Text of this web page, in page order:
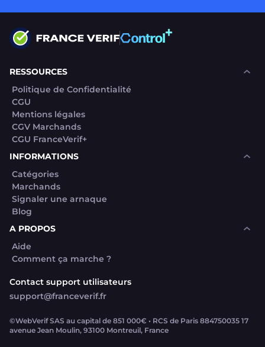
RESSOURCES
Politique de Confidentialité
CGU
Mentions légales
CGV Marchands
CGU FranceVerif+
INFORMATIONS
Catégories
Marchands
Signaler une arnaque
Blog
A PROPOS
Aide
Comment ça marche ?
Contact support utilisateurs
support@franceverif.fr
©WebVerif SAS au capital de 851 000€ • RCS de Paris 884750035 17
avenue Jean Moulin, 93100 Montreuil, France